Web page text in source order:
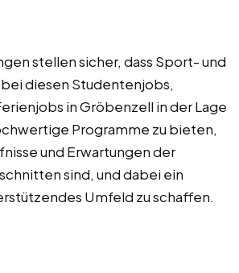
stellen sicher, dass Sport- und
diesen Studentenjobs,
in Gröbenzell in der Lage
Programme zu bieten,
und Erwartungen der
sind, und dabei ein
Umfeld zu schaffen.